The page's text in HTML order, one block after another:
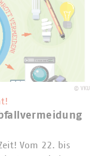
© VKU
Vom 22. bis